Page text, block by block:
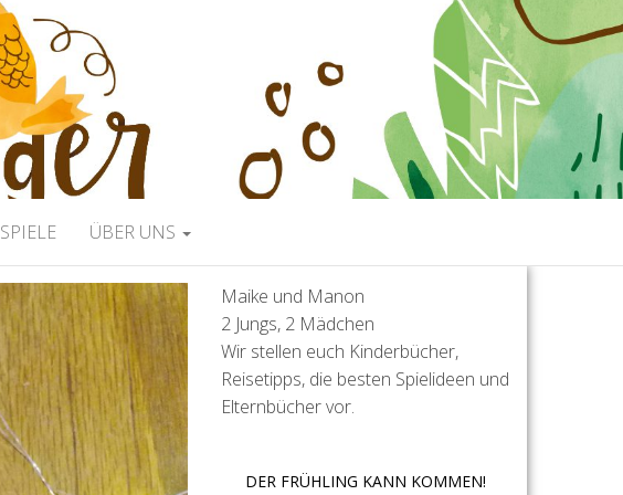
SPIELE ÜBER UNS
Maike und Manon
2 Jungs, 2 Mädchen
Wir stellen euch Kinderbücher,
Reisetipps, die besten Spielideen und
Elternbücher vor.
DER FRÜHLING KANN KOMMEN!